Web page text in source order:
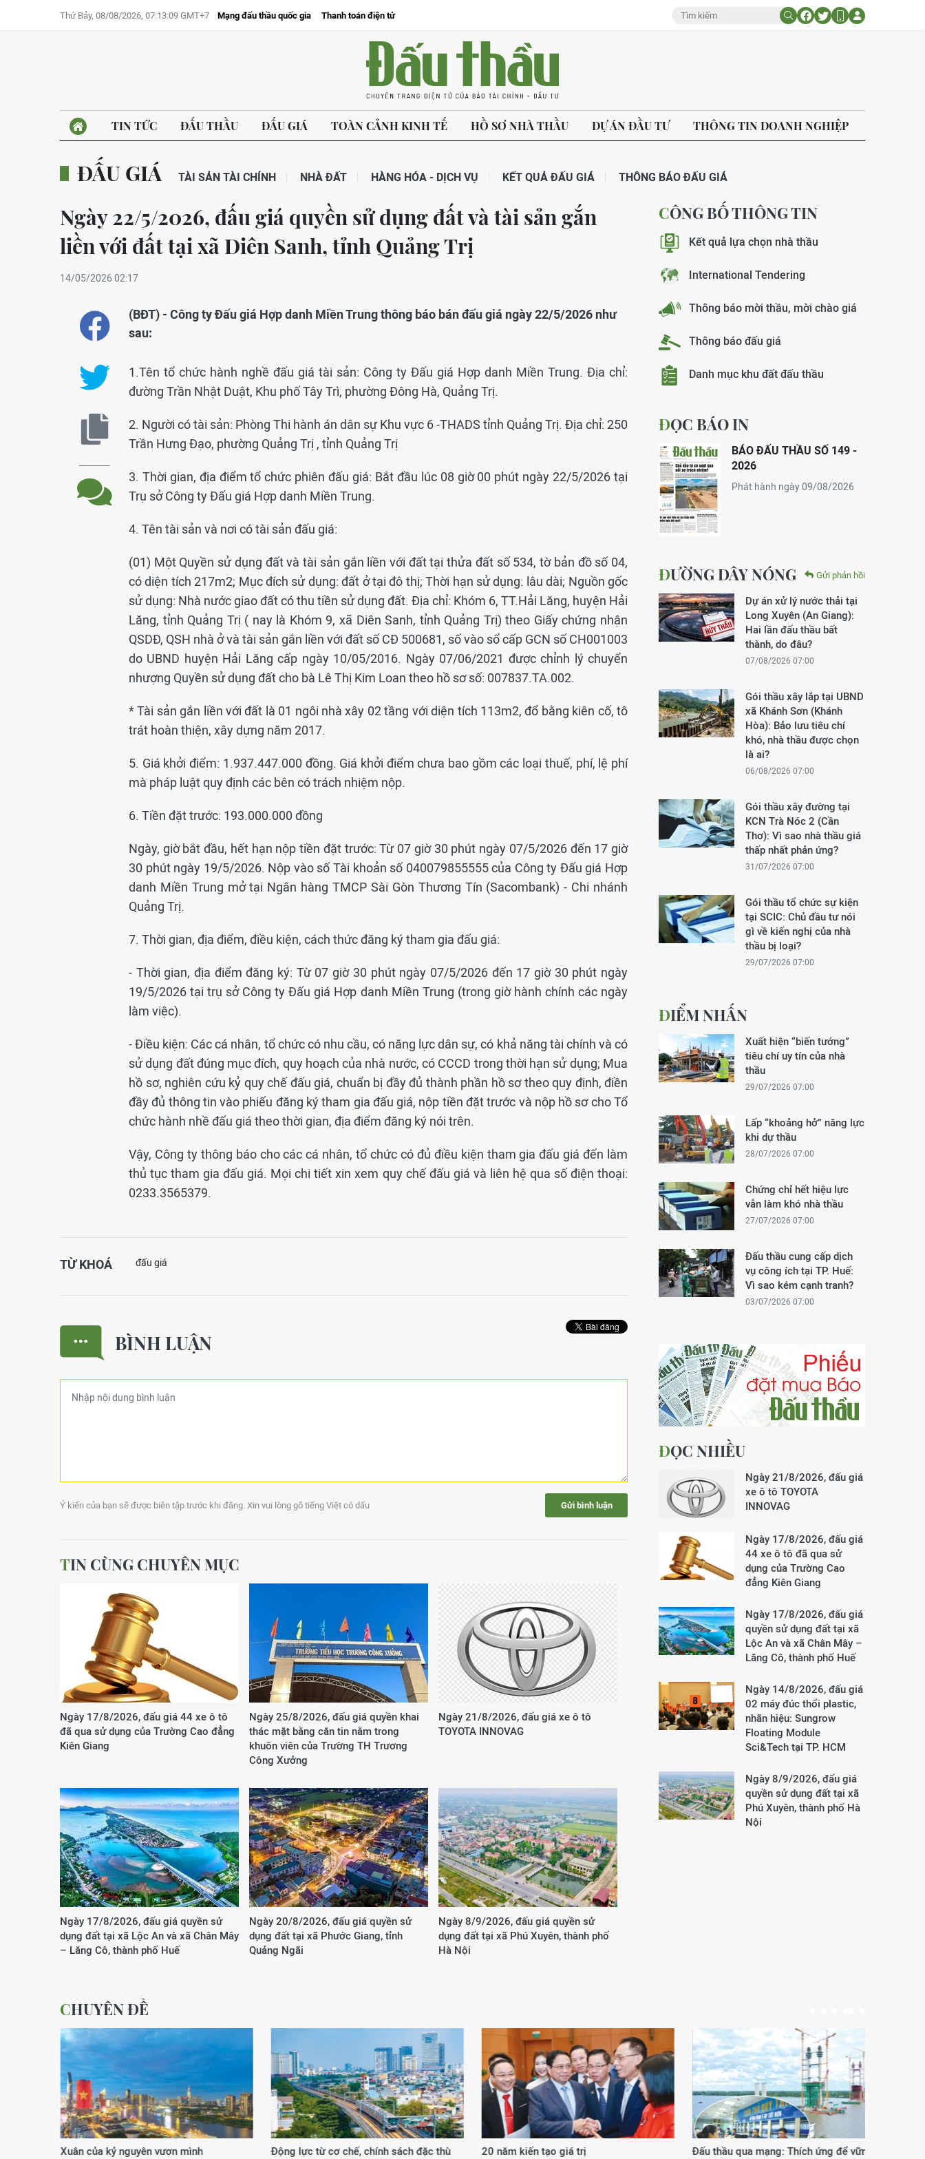
Thứ Bảy, 08/08/2026, 07:13:09 GMT+7 Mạng đấu thầu quốc gia Thanh toán điện tử
TIN TỨC ĐẤU THẦU ĐẤU GIÁ TOÀN CẢNH KINH TẾ HỒ SƠ NHÀ THẦU DỰ ÁN ĐẦU TƯ THÔNG TIN DOANH NGHIỆP
ĐẤU GIÁ TÀI SẢN TÀI CHÍNH NHÀ ĐẤT HÀNG HÓA - DỊCH VỤ KẾT QUẢ ĐẤU GIÁ THÔNG BÁO ĐẤU GIÁ
Ngày 22/5/2026, đấu giá quyền sử dụng đất và tài sản gắn
liền với đất tại xã Diên Sanh, tỉnh Quảng Trị
14/05/2026 02:17
(BĐT) - Công ty Đấu giá Hợp danh Miền Trung thông báo bán đấu giá ngày 22/5/2026 như
sau:
1.Tên tổ chức hành nghề đấu giá tài sản: Công ty Đấu giá Hợp danh Miền Trung. Địa chỉ:
đường Trần Nhật Duật, Khu phố Tây Trì, phường Đông Hà, Quảng Trị.
2. Người có tài sản: Phòng Thi hành án dân sự Khu vực 6 -THADS tỉnh Quảng Trị. Địa chỉ: 250
Trần Hưng Đạo, phường Quảng Trị , tỉnh Quảng Trị
3. Thời gian, địa điểm tổ chức phiên đấu giá: Bắt đầu lúc 08 giờ 00 phút ngày 22/5/2026 tại
Trụ sở Công ty Đấu giá Hợp danh Miền Trung.
4. Tên tài sản và nơi có tài sản đấu giá:
(01) Một Quyền sử dụng đất và tài sản gắn liền với đất tại thửa đất số 534, tờ bản đồ số 04,
có diện tích 217m2; Mục đích sử dụng: đất ở tại đô thị; Thời hạn sử dụng: lâu dài; Nguồn gốc
sử dụng: Nhà nước giao đất có thu tiền sử dụng đất. Địa chỉ: Khóm 6, TT.Hải Lăng, huyện Hải
Lăng, tỉnh Quảng Trị ( nay là Khóm 9, xã Diên Sanh, tỉnh Quảng Trị) theo Giấy chứng nhận
QSDĐ, QSH nhà ở và tài sản gắn liền với đất số CĐ 500681, số vào sổ cấp GCN số CH001003
do UBND huyện Hải Lăng cấp ngày 10/05/2016. Ngày 07/06/2021 được chỉnh lý chuyển
nhượng Quyền sử dụng đất cho bà Lê Thị Kim Loan theo hồ sơ số: 007837.TA.002.
* Tài sản gắn liền với đất là 01 ngôi nhà xây 02 tầng với diện tích 113m2, đổ bằng kiên cố, tô
trát hoàn thiện, xây dựng năm 2017.
5. Giá khởi điểm: 1.937.447.000 đồng. Giá khởi điểm chưa bao gồm các loại thuế, phí, lệ phí
mà pháp luật quy định các bên có trách nhiệm nộp.
6. Tiền đặt trước: 193.000.000 đồng
Ngày, giờ bắt đầu, hết hạn nộp tiền đặt trước: Từ 07 giờ 30 phút ngày 07/5/2026 đến 17 giờ
30 phút ngày 19/5/2026. Nộp vào số Tài khoản số 040079855555 của Công ty Đấu giá Hợp
danh Miền Trung mở tại Ngân hàng TMCP Sài Gòn Thương Tín (Sacombank) - Chi nhánh
Quảng Trị.
7. Thời gian, địa điểm, điều kiện, cách thức đăng ký tham gia đấu giá:
- Thời gian, địa điểm đăng ký: Từ 07 giờ 30 phút ngày 07/5/2026 đến 17 giờ 30 phút ngày
19/5/2026 tại trụ sở Công ty Đấu giá Hợp danh Miền Trung (trong giờ hành chính các ngày
làm việc).
- Điều kiện: Các cá nhân, tổ chức có nhu cầu, có năng lực dân sự, có khả năng tài chính và có
sử dụng đất đúng mục đích, quy hoạch của nhà nước, có CCCD trong thời hạn sử dụng; Mua
hồ sơ, nghiên cứu kỷ quy chế đấu giá, chuẩn bị đầy đủ thành phần hồ sơ theo quy định, điền
đầy đủ thông tin vào phiếu đăng ký tham gia đấu giá, nộp tiền đặt trước và nộp hồ sơ cho Tổ
chức hành nhề đấu giá theo thời gian, địa điểm đăng ký nói trên.
Vậy, Công ty thông báo cho các cá nhân, tổ chức có đủ điều kiện tham gia đấu giá đến làm
thủ tục tham gia đấu giá. Mọi chi tiết xin xem quy chế đấu giá và liên hệ qua số điện thoại:
0233.3565379.
TỪ KHOÁ đấu giá
BÌNH LUẬN
Ý kiến của bạn sẽ được biên tập trước khi đăng. Xin vui lòng gõ tiếng Việt có dấu Gửi bình luận
TIN CÙNG CHUYÊN MỤC
Ngày 17/8/2026, đấu giá 44 xe ô tô
đã qua sử dụng của Trường Cao đẳng
Kiên Giang
Ngày 25/8/2026, đấu giá quyền khai
thác mặt bằng căn tin nằm trong
khuôn viên của Trường TH Trương
Công Xưởng
Ngày 21/8/2026, đấu giá xe ô tô
TOYOTA INNOVAG
Ngày 17/8/2026, đấu giá quyền sử
dụng đất tại xã Lộc An và xã Chân Mây
– Lăng Cô, thành phố Huế
Ngày 20/8/2026, đấu giá quyền sử
dụng đất tại xã Phước Giang, tỉnh
Quảng Ngãi
Ngày 8/9/2026, đấu giá quyền sử
dụng đất tại xã Phú Xuyên, thành phố
Hà Nội
CÔNG BỐ THÔNG TIN
Kết quả lựa chọn nhà thầu
International Tendering
Thông báo mời thầu, mời chào giá
Thông báo đấu giá
Danh mục khu đất đấu thầu
ĐỌC BÁO IN
BÁO ĐẤU THẦU SỐ 149 -
2026
Phát hành ngày 09/08/2026
ĐƯỜNG DÂY NÓNG Gửi phản hồi
Dự án xử lý nước thải tại
Long Xuyên (An Giang):
Hai lần đấu thầu bất
thành, do đâu?
07/08/2026 07:00
Gói thầu xây lắp tại UBND
xã Khánh Sơn (Khánh
Hòa): Bảo lưu tiêu chí
khó, nhà thầu được chọn
là ai?
06/08/2026 07:00
Gói thầu xây đường tại
KCN Trà Nóc 2 (Cần
Thơ): Vì sao nhà thầu giá
thấp nhất phản ứng?
31/07/2026 07:00
Gói thầu tổ chức sự kiện
tại SCIC: Chủ đầu tư nói
gì về kiến nghị của nhà
thầu bị loại?
29/07/2026 07:00
ĐIỂM NHẤN
Xuất hiện “biến tướng”
tiêu chí uy tín của nhà
thầu
29/07/2026 07:00
Lấp “khoảng hở” năng lực
khi dự thầu
28/07/2026 07:00
Chứng chỉ hết hiệu lực
vẫn làm khó nhà thầu
27/07/2026 07:00
Đấu thầu cung cấp dịch
vụ công ích tại TP. Huế:
Vì sao kém cạnh tranh?
03/07/2026 07:00
ĐỌC NHIỀU
Ngày 21/8/2026, đấu giá
xe ô tô TOYOTA
INNOVAG
Ngày 17/8/2026, đấu giá
44 xe ô tô đã qua sử
dụng của Trường Cao
đẳng Kiên Giang
Ngày 17/8/2026, đấu giá
quyền sử dụng đất tại xã
Lộc An và xã Chân Mây –
Lăng Cô, thành phố Huế
Ngày 14/8/2026, đấu giá
02 máy đúc thổi plastic,
nhãn hiệu: Sungrow
Floating Module
Sci&Tech tại TP. HCM
Ngày 8/9/2026, đấu giá
quyền sử dụng đất tại xã
Phú Xuyên, thành phố Hà
Nội
CHUYÊN ĐỀ
Xuân của kỷ nguyên vươn mình Động lực từ cơ chế, chính sách đặc thù 20 năm kiến tạo giá trị Đấu thầu qua mạng: Thích ứng để vững